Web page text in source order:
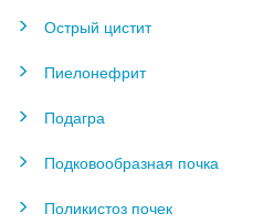
Острый цистит
Пиелонефрит
Подагра
Подковообразная почка
Поликистоз почек